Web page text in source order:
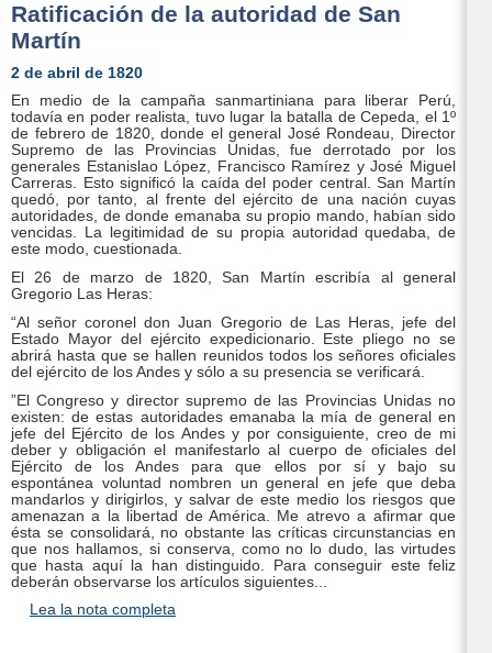
Ratificación de la autoridad de San
Martín
2 de abril de 1820
En medio de la campaña sanmartiniana para liberar Perú,
todavía en poder realista, tuvo lugar la batalla de Cepeda, el 1º
de febrero de 1820, donde el general José Rondeau, Director
Supremo de las Provincias Unidas, fue derrotado por los
generales Estanislao López, Francisco Ramírez y José Miguel
Carreras. Esto significó la caída del poder central. San Martín
quedó, por tanto, al frente del ejército de una nación cuyas
autoridades, de donde emanaba su propio mando, habían sido
vencidas. La legitimidad de su propia autoridad quedaba, de
este modo, cuestionada.
El 26 de marzo de 1820, San Martín escribía al general
Gregorio Las Heras:
“Al señor coronel don Juan Gregorio de Las Heras, jefe del
Estado Mayor del ejército expedicionario. Este pliego no se
abrirá hasta que se hallen reunidos todos los señores oficiales
del ejército de los Andes y sólo a su presencia se verificará.
”El Congreso y director supremo de las Provincias Unidas no
existen: de estas autoridades emanaba la mía de general en
jefe del Ejército de los Andes y por consiguiente, creo de mi
deber y obligación el manifestarlo al cuerpo de oficiales del
Ejército de los Andes para que ellos por sí y bajo su
espontánea voluntad nombren un general en jefe que deba
mandarlos y dirigirlos, y salvar de este medio los riesgos que
amenazan a la libertad de América. Me atrevo a afirmar que
ésta se consolidará, no obstante las críticas circunstancias en
que nos hallamos, si conserva, como no lo dudo, las virtudes
que hasta aquí la han distinguido. Para conseguir este feliz
deberán observarse los artículos siguientes...
Lea la nota completa